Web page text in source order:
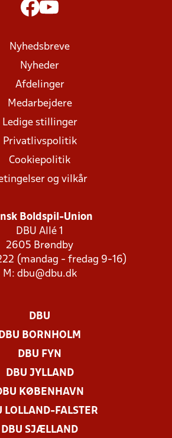
Nyhedsbreve
Nyheder
Afdelinger
Medarbejdere
Ledige stillinger
Privatlivspolitik
Cookiepolitik
og vilkår
Boldspil-Union
DBU Allé 1
2605 Brøndby
(mandag - fredag 9-16)
M: dbu@dbu.dk
DBU
DBU BORNHOLM
DBU FYN
DBU JYLLAND
KØBENHAVN
LOLLAND-FALSTER
DBU SJÆLLAND